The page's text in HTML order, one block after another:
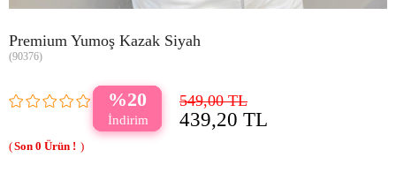
Premium Yumoş Kazak Siyah
(90376)
20 549,00 TL
439,20 TL
0